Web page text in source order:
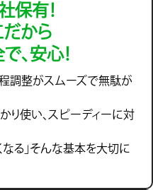
保有！
から
、安心！
調整がスムーズで無駄が
り使い、スピーディーに対
なる」そんな基本を大切に